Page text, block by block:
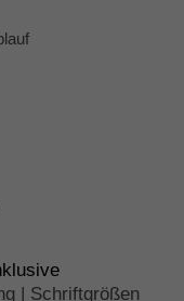
| Schriftgrößen